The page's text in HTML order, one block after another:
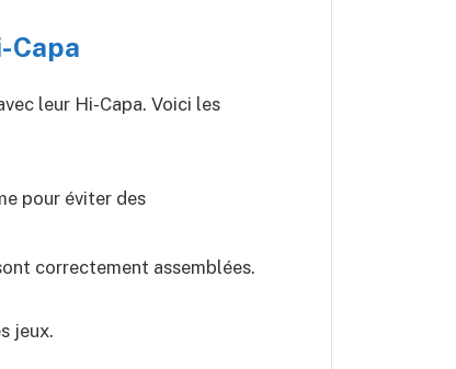
Capa
leur Hi-Capa. Voici les
pour éviter des
correctement assemblées.
jeux.